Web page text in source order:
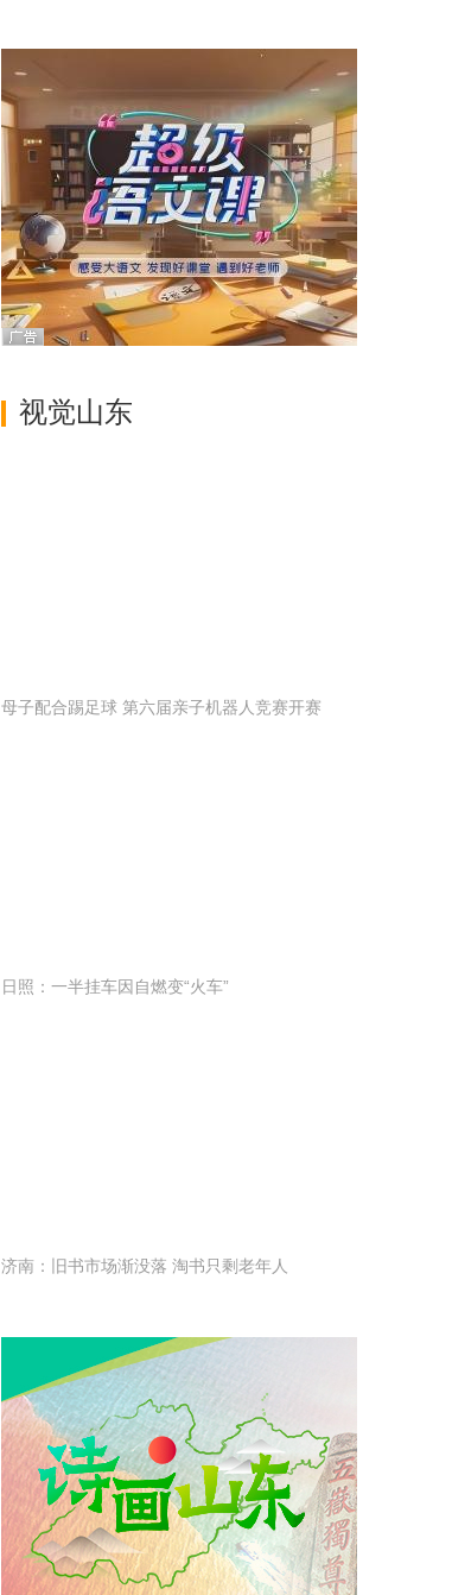
视觉山东
母子配合踢足球 第六届亲子机器人竞赛开赛
日照：一半挂车因自燃变“火车”
济南：旧书市场渐没落 淘书只剩老年人